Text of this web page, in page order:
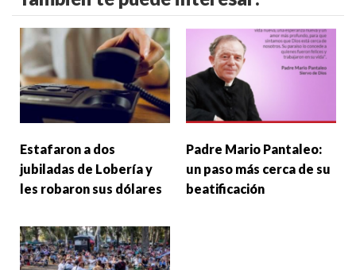
Estafaron a dos
jubiladas de Lobería y
les robaron sus dólares
Padre Mario Pantaleo:
un paso más cerca de su
beatificación